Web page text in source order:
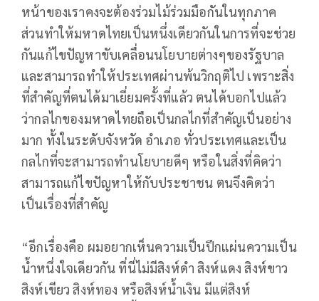
หน้าของเราคงจะต้องร่วมไม้ร่วมมือกันในทุกภาค
ส่วนทำให้มหาดไทยเป็นหนึ่งเดียวกันในการที่จะช่วย
กันแก้ไขปัญหาขับเคลื่อนนโยบายต่างๆของรัฐบาล
และสามารถทำให้ประเทศผ่านพ้นวิกฤติไป เพราะสิ่ง
ที่สำคัญที่ตนได้มาเยี่ยมครั้งที่แล้ว​ ตนได้บอกไปแล้ว
ว่ากลไกของมหาดไทยถือเป็นกลไกที่สำคัญเป็นอย่าง
มาก​ ทั้งในระดับจังหวัด​ อำเภอ​ ทั่วประเทศและเป็น
กลไกที่จะสามารถทำนโยบายดีๆ หรือในสิ่งที่คิดว่า
สามารถแก้ไขปัญหาให้กับประชาชน ตนจึงคิดว่า
เป็นเรื่องที่สำคัญ
“อีกเรื่องคือ ผมอยากเห็นความเป็นปึกแผ่นความเป็น
น้ำหนึ่งใจเดียวกัน ที่นี่ไม่มีสิงห์ดำ สิงห์แดง​ สิงห์ขาว​
สิงห์เขียว​ สิงห์ทอง หรือสิงห์น้ำเงิน​ มีแต่สิงห์